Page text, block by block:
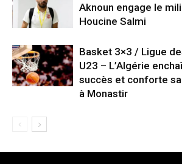
Aknoun engage le
Houcine Salmi
Basket 3×3 / Ligue
U23 – L’Algérie
succès et conforte
à Monastir